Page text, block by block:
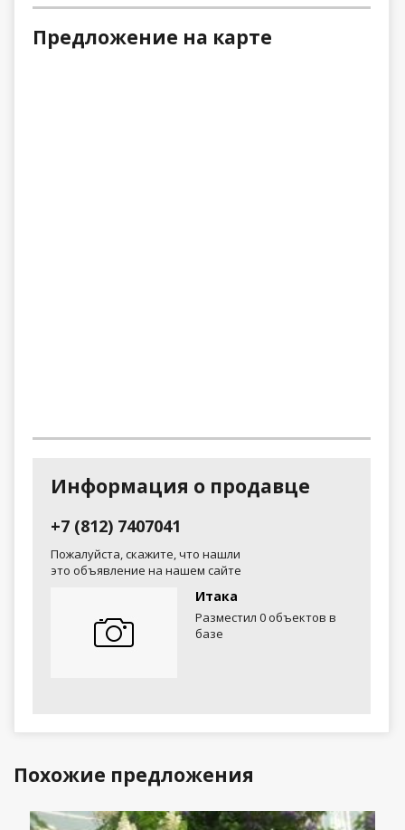
Предложение на карте
Информация о продавце
+7 (812) 7407041
Пожалуйста, скажите, что нашли
это объявление на нашем сайте
Итака
Разместил 0 объектов в
базе
Похожие предложения